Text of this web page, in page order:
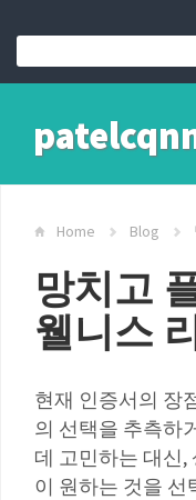
Home Blog
망치고
웰니스
현재 인증서의 장
의 선택을 추측하
데 고민하는 대신
이 원하는 것을 선